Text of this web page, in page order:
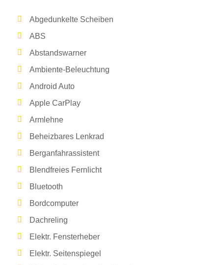
Abgedunkelte Scheiben
ABS
Abstandswarner
Ambiente-Beleuchtung
Android Auto
Apple CarPlay
Armlehne
Beheizbares Lenkrad
Berganfahrassistent
Blendfreies Fernlicht
Bluetooth
Bordcomputer
Dachreling
Elektr. Fensterheber
Elektr. Seitenspiegel